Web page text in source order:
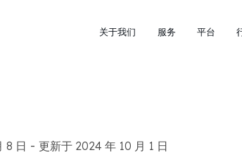
关于我们 服务 平台
8 日 - 更新于 2024 年 10 月 1 日